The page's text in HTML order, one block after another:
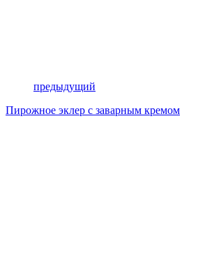
предыдущий
Пирожное эклер с заварным кремом